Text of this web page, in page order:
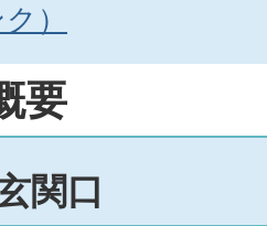
）
要
関口